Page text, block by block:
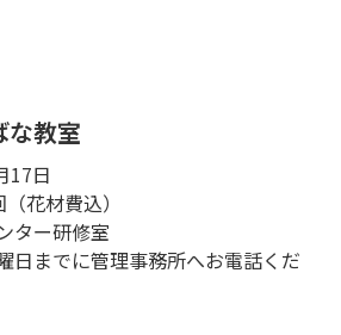
な教室
17日
花材費込）
ター研修室
日までに管理事務所へお電話くだ